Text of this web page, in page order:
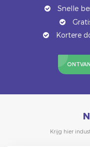
Snelle
Kortere
Krijg hier